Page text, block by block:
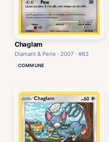
Chaglam
Diamant & Perle · 2007 · #83
COMMUNE